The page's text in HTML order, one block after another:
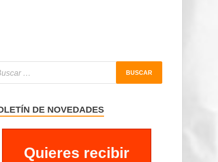
DE NOVEDADES
Quieres recibir